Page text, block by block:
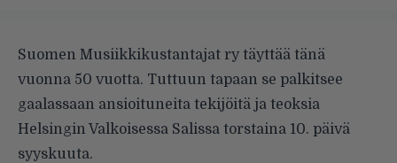
Suomen Musiikkikustantajat ry täyttää tänä
vuonna 50 vuotta. Tuttuun tapaan se palkitsee
gaalassaan ansioituneita tekijöitä ja teoksia
Helsingin Valkoisessa Salissa torstaina 10. päivä
syyskuuta.